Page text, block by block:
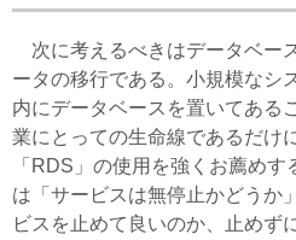
次に考えるべきはデータベー
ータの移行である。小規模なシ
内にデータベースを置いてある
業にとっての生命線であるだけ
「RDS」の使用を強くお薦め
は「サービスは無停止かどうか
ビスを止めて良いのか、止めず